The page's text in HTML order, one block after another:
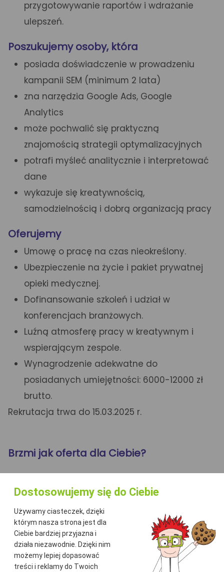
Dostosowujemy się do Ciebie
Używamy ciasteczek, dzięki
którym nasza strona jest dla
Ciebie bardziej przyjazna i
działa niezawodnie. Dzięki nim
możemy lepiej dopasować
treści i reklamy do Twoich
przygotowywanie raportów i wdrażanie
ulepszeń.
Poszukujemy osoby, która
posiada doświadczenie w prowadzeniu
kampanii SEM (minimum 2 lata)
zna narzędzia Google Ads, Google
Analytics
może pochwalić się praktyczną
znajomością strategii optymalizacyjnych
potrafi myśleć analitycznie i interpretować
dane
wykazuje się kreatywnością,
samodzielnością i dobrą organizacją pracy
Oferujemy
Umowę o pracę na czas nieokreślony.
Ubezpieczenie na życie i pakiet prywatnej
opieki medycznej.
Dofinansowanie szkoleń i udział w
konferencjach branżowych.
Luźną atmosferę pracy w kreatywnym i
wspierającym zespole.
Wynagrodzenie adekwatne do
posiadanych umiejętności: 6000-12000 zł
brutto.
Rekrutacja trwa do 15.03.2025 r.
Brzmi jak oferta dla Ciebie?
Aplikuj!
Nawigacja